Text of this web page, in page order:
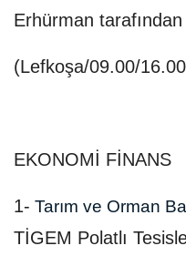
Erhürman
(Lefkoşa/09.00/
EKONOMİ FİNANS
1- Tarım ve Orman
TİGEM Polatlı